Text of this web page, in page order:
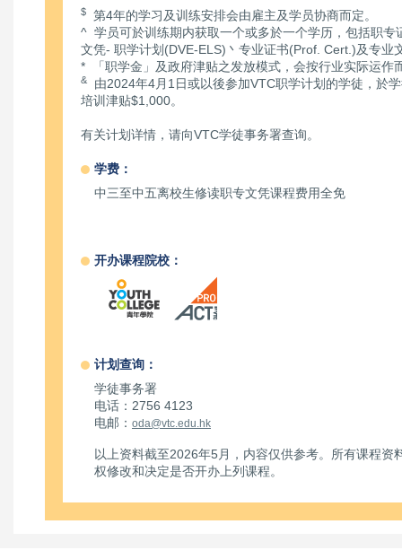
$
第4年的学习及训练安排会由雇主及学员协商而定。
^ 学员可於训练期内获取一个或多於一个学历，包括职专
文凭- 职学计划(DVE-ELS)丶专业证书(Prof. Cert.)及专业
* 「职学金」及政府津贴之发放模式，会按行业实际运作
&
由2024年4月1日或以後参加VTC职学计划的学徒，於
培训津贴$1,000。
有关计划详情，请向VTC学徒事务署查询。
学费：
中三至中五离校生修读职专文凭课程费用全免
开办课程院校：
计划查询：
学徒事务署
电话：2756 4123
电邮： oda@vtc.edu.hk
以上资料截至2026年5月，内容仅供参考。所有课程资
权修改和决定是否开办上列课程。